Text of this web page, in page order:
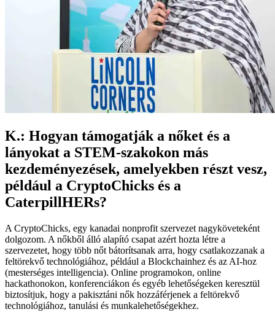
K.: Hogyan támogatják a nőket és a
lányokat a STEM-szakokon más
kezdeményezések, amelyekben részt vesz,
például a CryptoChicks és a
CaterpillHERs?
A CryptoChicks, egy kanadai nonprofit szervezet nagyköveteként
dolgozom. A nőkből álló alapító csapat azért hozta létre a
szervezetet, hogy több nőt bátorítsanak arra, hogy csatlakozzanak a
feltörekvő technológiához, például a Blockchainhez és az AI-hoz
(mesterséges intelligencia). Online programokon, online
hackathonokon, konferenciákon és egyéb lehetőségeken keresztül
biztosítjuk, hogy a pakisztáni nők hozzáférjenek a feltörekvő
technológiához, tanulási és munkalehetőségekhez.